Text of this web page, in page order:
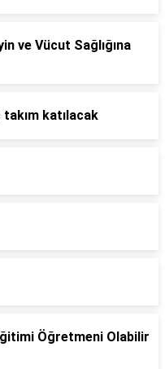
ve Vücut Sağlığına
katılacak
Öğretmeni Olabilir